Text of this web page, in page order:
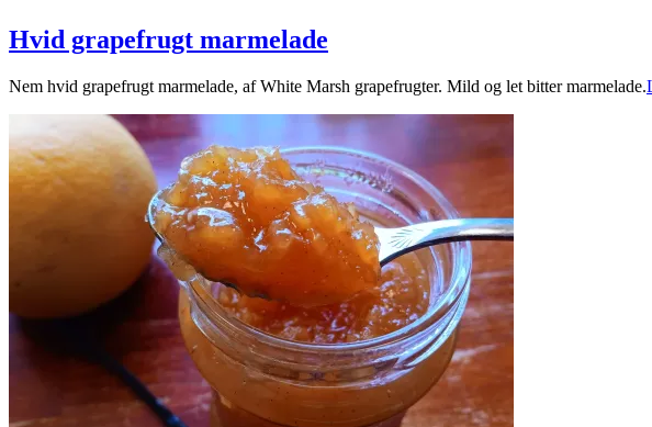
Hvid grapefrugt marmelade
2026-
Nem hvid grapefrugt marmelade, af White Marsh grapefrugter. Mild og let bitter marmelade.